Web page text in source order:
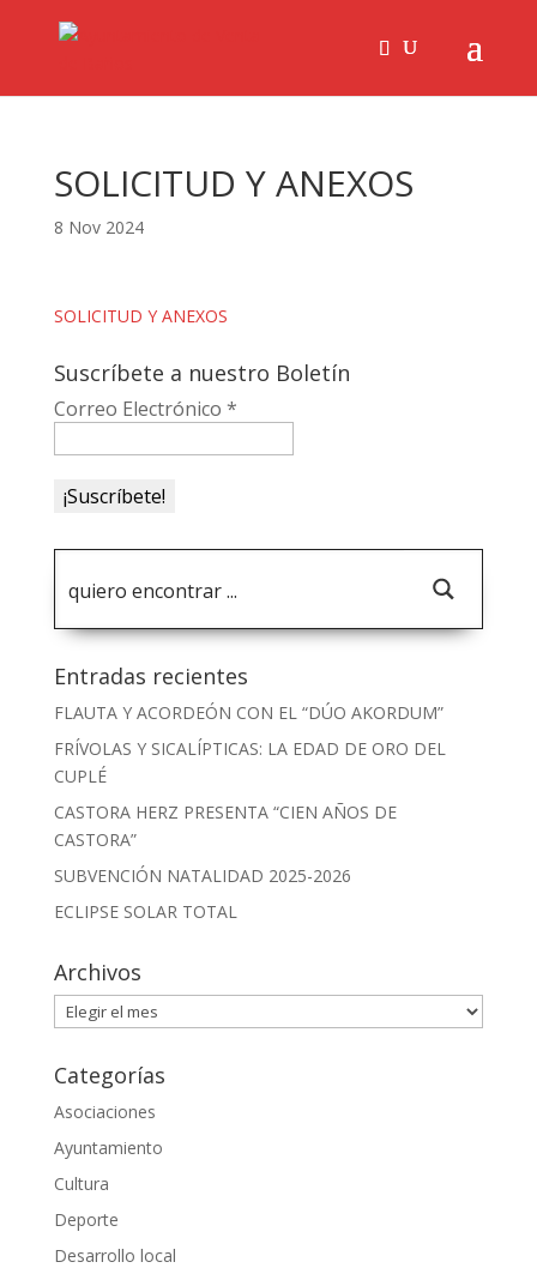
SOLICITUD Y ANEXOS
8 Nov 2024
SOLICITUD Y ANEXOS
Suscríbete a nuestro Boletín
Correo Electrónico *
Entradas recientes
FLAUTA Y ACORDEÓN CON EL “DÚO AKORDUM”
FRÍVOLAS Y SICALÍPTICAS: LA EDAD DE ORO DEL
CUPLÉ
CASTORA HERZ PRESENTA “CIEN AÑOS DE
CASTORA”
SUBVENCIÓN NATALIDAD 2025-2026
ECLIPSE SOLAR TOTAL
Archivos
Archivos
Categorías
Asociaciones
Ayuntamiento
Cultura
Deporte
Desarrollo local